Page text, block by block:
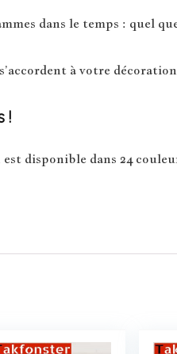
dans le temps : quel
à votre
!
disponible dans 24